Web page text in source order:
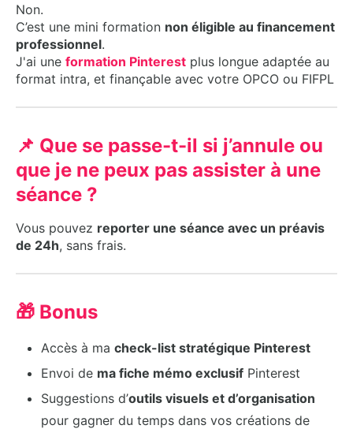
Non.
C’est une mini formation non éligible au financement
professionnel.
J'ai une formation Pinterest plus longue adaptée au
format intra, et finançable avec votre OPCO ou FIFPL
📌 Que se passe-t-il si j’annule ou
que je ne peux pas assister à une
séance ?
Vous pouvez reporter une séance avec un préavis
de 24h, sans frais.
🎁 Bonus
Accès à ma check-list stratégique Pinterest
Envoi de ma fiche mémo exclusif Pinterest
Suggestions d’outils visuels et d’organisation
pour gagner du temps dans vos créations de